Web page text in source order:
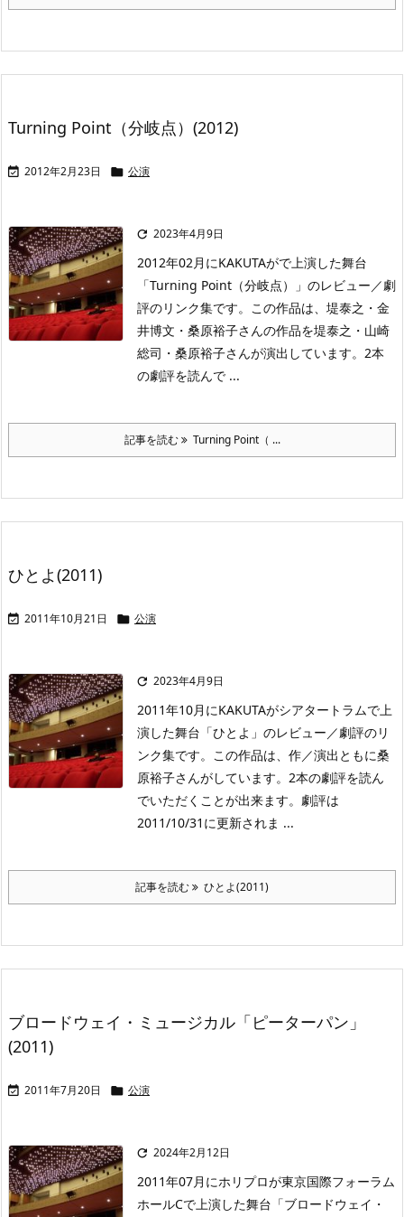
Turning Point（分岐点）(2012)
 2012年2月23日  公演
 2023年4月9日
2012年02月にKAKUTAがで上演した舞台
「Turning Point（分岐点）」のレビュー／劇
評のリンク集です。この作品は、堤泰之・金
井博文・桑原裕子さんの作品を堤泰之・山崎
総司・桑原裕子さんが演出しています。2本
の劇評を読んで ...
記事を読む Turning Point（ ...
ひとよ(2011)
 2011年10月21日  公演
 2023年4月9日
2011年10月にKAKUTAがシアタートラムで上
演した舞台「ひとよ」のレビュー／劇評のリ
ンク集です。この作品は、作／演出ともに桑
原裕子さんがしています。2本の劇評を読ん
でいただくことが出来ます。劇評は
2011/10/31に更新されま ...
記事を読む ひとよ(2011)
ブロードウェイ・ミュージカル「ピーターパン」
(2011)
 2011年7月20日  公演
 2024年2月12日
2011年07月にホリプロが東京国際フォーラム
ホールCで上演した舞台「ブロードウェイ・